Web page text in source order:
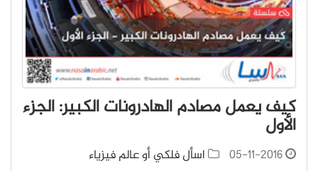
كيف يعمل مصادم الهادرونات الكبير: الجزء
الأول
05-11-2016
اسأل فلكي أو عالم فيزياء